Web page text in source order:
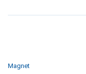
Magnet